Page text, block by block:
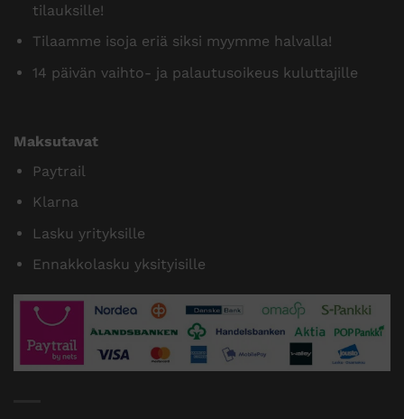
tilauksille!
Tilaamme isoja eriä siksi myymme halvalla!
14 päivän vaihto- ja palautusoikeus kuluttajille
Maksutavat
Paytrail
Klarna
Lasku yrityksille
Ennakkolasku yksityisille